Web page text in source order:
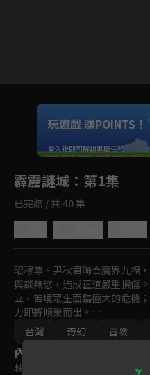
Unmute
如有不便請見諒
玩遊戲 賺POINTS！
登入後即可解鎖專屬任務
霹靂謎城 ：第1集
已完結 / 共 40 集
昭穆尊、尹秋君聯合魔界九禍
與談無慾，造成正道嚴重損傷
立，苦境眾生面臨極大的危機
力即將傾巢而出。
百世經綸一頁書、六絃之首蒼
聯手力挽狂瀾？靛羽風蓮、業
林帶來怎樣的轉機？長生殿、
密？請期待霹靂布袋戲之『霹靂
台灣
奇幻 冒險
內容標籤
輔導十二歲級